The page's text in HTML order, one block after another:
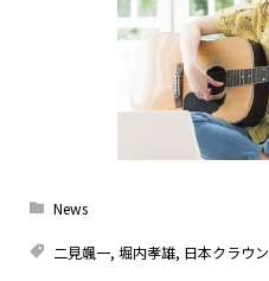
News
二見颯一, 堀内孝雄, 日本クラウン